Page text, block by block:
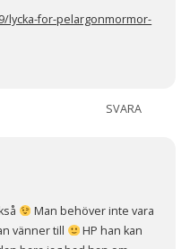
lycka-for-pelargonmormor-
SVARA
Man behöver inte vara
vänner till
HP han kan